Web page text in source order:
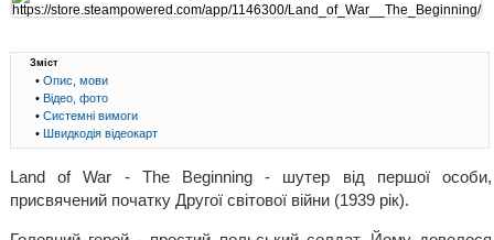
Зміст
• Опис, мови
• Відео, фото
• Системні вимоги
• Швидкодія відеокарт
Land of War - The Beginning - шутер від першої особи,
присвячений початку Другої світової війни (1939 рік).